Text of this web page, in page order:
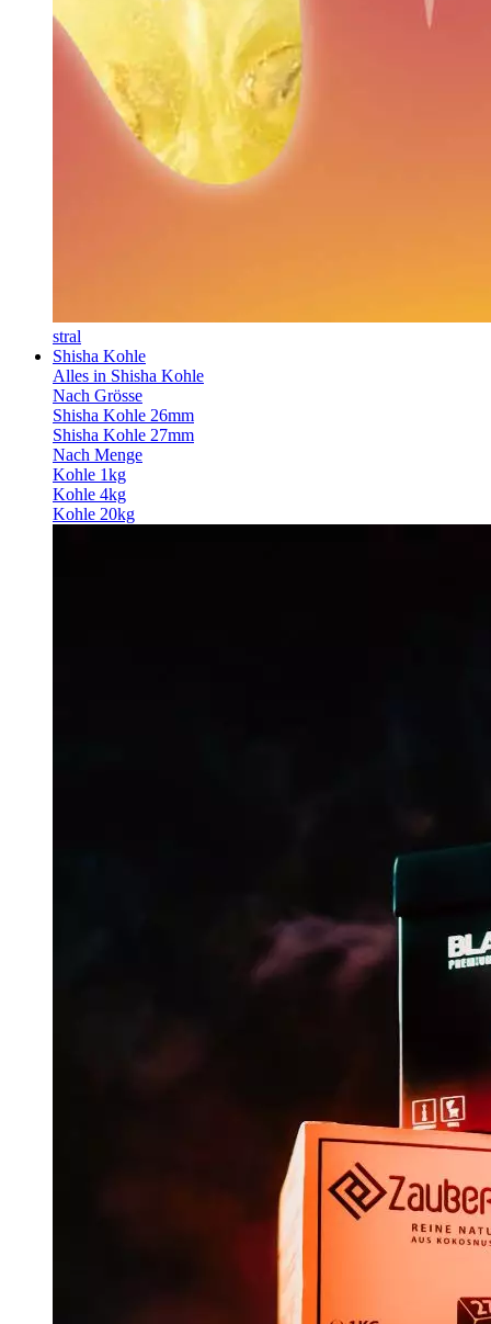
stral
Shisha Kohle
Alles in Shisha Kohle
Nach Grösse
Shisha Kohle 26mm
Shisha Kohle 27mm
Nach Menge
Kohle 1kg
Kohle 4kg
Kohle 20kg